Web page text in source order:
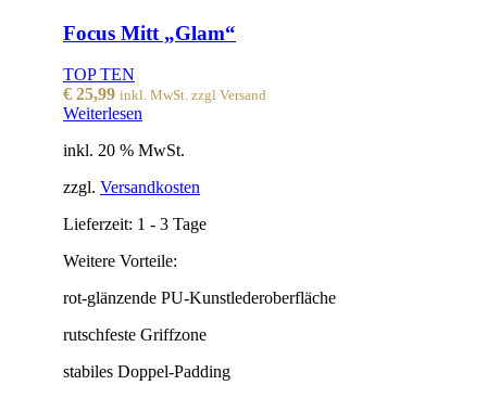
Focus Mitt „Glam“
TOP TEN
€ 25,99 inkl. MwSt. zzgl Versand
Weiterlesen
inkl. 20 % MwSt.
zzgl. Versandkosten
Lieferzeit: 1 - 3 Tage
Weitere Vorteile:
rot-glänzende PU-Kunstlederoberfläche
rutschfeste Griffzone
stabiles Doppel-Padding